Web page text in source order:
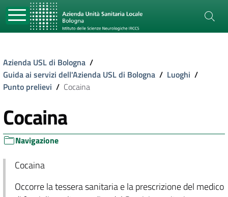
Azienda USL di Bologna /
Guida ai servizi dell'Azienda USL di Bologna / Luoghi /
Punto prelievi / Cocaina
Cocaina
Navigazione
Cocaina
Occorre la tessera sanitaria e la prescrizione del medico